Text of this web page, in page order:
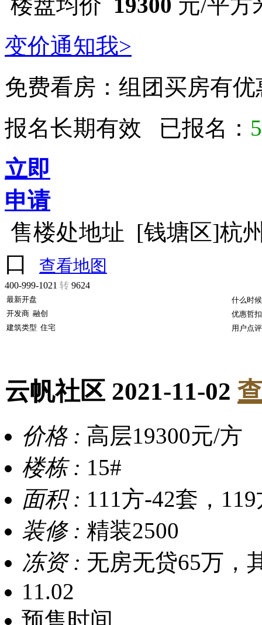
楼盘均价 19300 元/平方
变价通知我>
免费看房： 组团买房有
报名长期有效 已报名：
立即
申请
售楼处地址 [钱塘区]杭
口
查看地图
400-999-1021 转 9624
最新开盘
什么时
开发商 融创
优惠哲扣
建筑类型 住宅 用户点评
云帆社区 2021-11-02
价格 : 高层19300元/方
楼栋 : 15#
面积 : 111方-42套，
装修 : 精装2500
冻资 : 无房无贷65万，
11.02